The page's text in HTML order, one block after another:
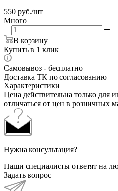
550 руб./шт
Много
В корзину
Купить в 1 клик
Самовывоз - бесплатно
Доставка ТК по согласованию
Характеристики
Цена действительна только для
отличаться от цен в розничных
Нужна консультация?
Наши специалисты ответят на
Задать вопрос